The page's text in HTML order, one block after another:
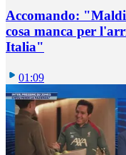
Accomando:
cosa manca per
Italia"
01:09